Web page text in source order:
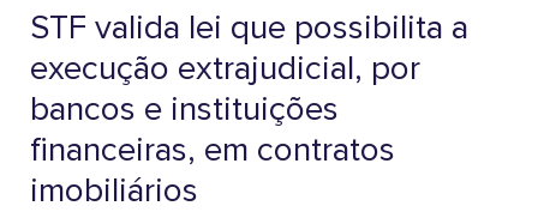
STF valida lei que possibilita a
execução extrajudicial, por
bancos e instituições
financeiras, em contratos
imobiliários